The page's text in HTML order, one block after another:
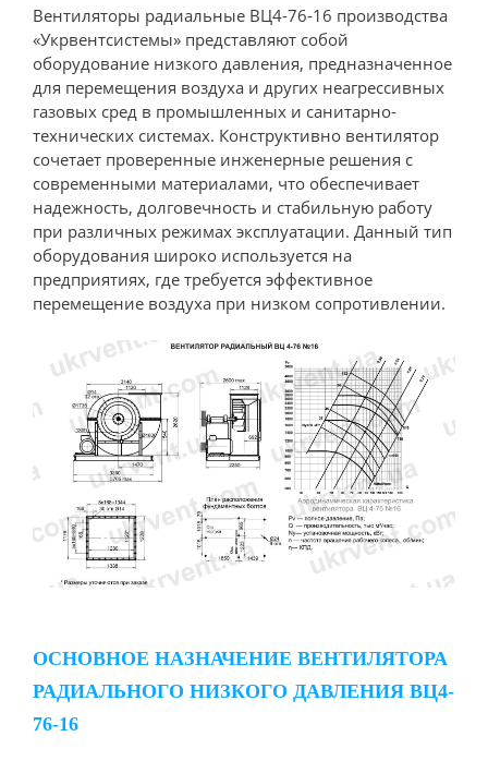
Вентиляторы радиальные ВЦ4-76-16 производства
«Укрвентсистемы» представляют собой
оборудование низкого давления, предназначенное
для перемещения воздуха и других неагрессивных
газовых сред в промышленных и санитарно-
технических системах. Конструктивно вентилятор
сочетает проверенные инженерные решения с
современными материалами, что обеспечивает
надежность, долговечность и стабильную работу
при различных режимах эксплуатации. Данный тип
оборудования широко используется на
предприятиях, где требуется эффективное
перемещение воздуха при низком сопротивлении.
ОСНОВНОЕ НАЗНАЧЕНИЕ ВЕНТИЛЯТОРА
РАДИАЛЬНОГО НИЗКОГО ДАВЛЕНИЯ ВЦ4-
76-16